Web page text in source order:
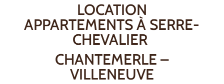
LOCATION
APPARTEMENTS À SERRE-
CHEVALIER
CHANTEMERLE –
VILLENEUVE